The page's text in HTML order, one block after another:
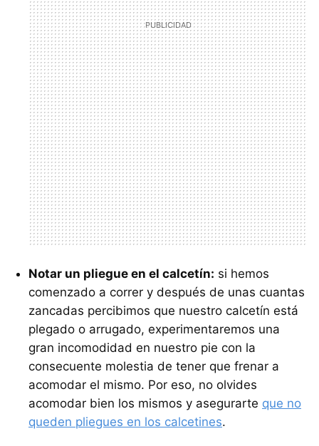
Notar un pliegue en el calcetín: si hemos
comenzado a correr y después de unas cuantas
zancadas percibimos que nuestro calcetín está
plegado o arrugado, experimentaremos una
gran incomodidad en nuestro pie con la
consecuente molestia de tener que frenar a
acomodar el mismo. Por eso, no olvides
acomodar bien los mismos y asegurarte que no
queden pliegues en los calcetines.